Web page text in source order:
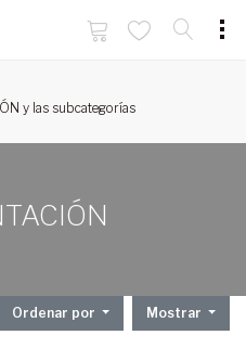
y las subcategorías
Ordenar por Mostrar